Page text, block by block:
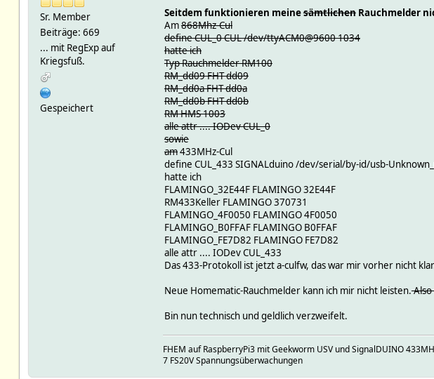
Sr. Member
Beiträge: 669
... mit RegExp auf
Kriegsfuß.
Gespeichert
Seitdem funktionieren meinesämtlichenRauchmelder
Am868Mhz-Cul
define CUL_0 CUL /dev/ttyACM0@9600 1034
hatte ich
Typ Rauchmelder RM100
RM_dd09 FHT dd09
RM_dd0a FHT dd0a
RM_dd0b FHT dd0b
RM HMS 1003
alle attr .... IODev CUL_0
sowie
am433MHz-Cul
define CUL_433 SIGNALduino /dev/serial/by-id/usb-
hatte ich
FLAMINGO_32E44F FLAMINGO 32E44F
RM433Keller FLAMINGO 370731
FLAMINGO_4F0050 FLAMINGO 4F0050
FLAMINGO_B0FFAF FLAMINGO B0FFAF
FLAMINGO_FE7D82 FLAMINGO FE7D82
alle attr .... IODev CUL_433
Das 433-Protokoll ist jetzt a-culfw, das war mir vorher nicht
Neue Homematic-Rauchmelder kann ich mir nicht leisten.Also
Bin nun technisch und geldlich verzweifelt.
FHEM auf RaspberryPi3 mit Geekworm USV und SignalDUINO
7 FS20V Spannungsüberwachungen